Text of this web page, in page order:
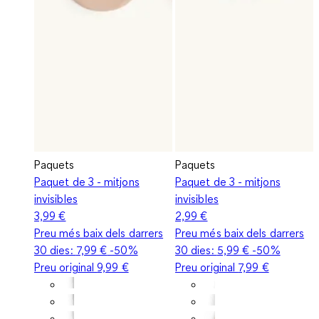
Paquets
Paquet de 3 - mitjons
invisibles
3,99 €
Preu més baix dels darrers
30 dies: 7,99 € -50%
Preu original9,99 €
Paquets
Paquet de 3 - mitjons
invisibles
2,99 €
Preu més baix dels darrers
30 dies: 5,99 € -50%
Preu original 7,99 €